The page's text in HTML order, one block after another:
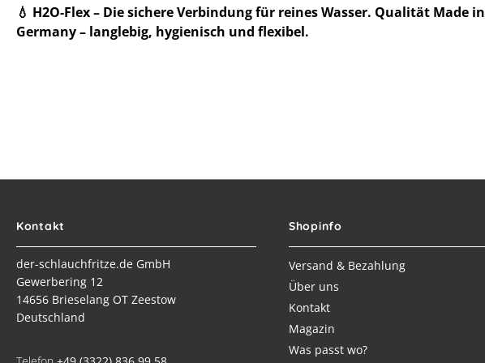
💧 H2O-Flex – Die sichere Verbindung für reines Wasser. Qualität Made in
Germany – langlebig, hygienisch und flexibel.
Kontakt
der-schlauchfritze.de GmbH
Gewerbering 12
14656 Brieselang OT Zeestow
Deutschland
Shopinfo
Versand & Bezahlung
Über uns
Kontakt
Magazin
Was passt wo?